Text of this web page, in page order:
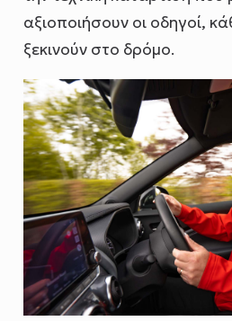
αξιοποιήσουν οι οδηγοί,
ξεκινούν στο δρόμο.